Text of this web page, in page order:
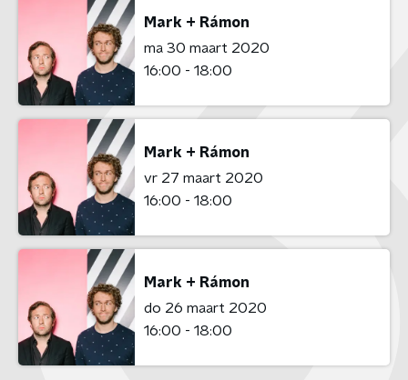
Mark + Rámon
ma 30 maart 2020
16:00 - 18:00
Mark + Rámon
vr 27 maart 2020
16:00 - 18:00
Mark + Rámon
do 26 maart 2020
16:00 - 18:00